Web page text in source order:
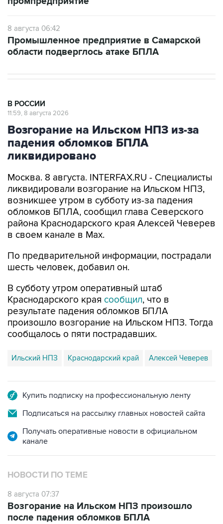
8 августа 06:42
Промышленное предприятие в Самарской
области подверглось атаке БПЛА
В РОССИИ
11:59, 8 августа 2026
Возгорание на Ильском НПЗ из-за
падения обломков БПЛА
ликвидировано
Москва. 8 августа. INTERFAX.RU - Специалисты
ликвидировали возгорание на Ильском НПЗ,
возникшее утром в субботу из-за падения
обломков БПЛА, сообщил глава Северского
района Краснодарского края Алексей Чеверев
в своем канале в Max.
По предварительной информации, пострадали
шесть человек, добавил он.
В субботу утром оперативный штаб
Краснодарского края сообщил, что в
результате падения обломков БПЛА
произошло возгорание на Ильском НПЗ. Тогда
сообщалось о пяти пострадавших.
Ильский НПЗ Краснодарский край Алексей Чеверев
Купить подписку на профессиональную ленту
Подписаться на рассылку главных новостей сайта
Получать оперативные новости в официальном
канале
НОВОСТИ ПО ТЕМЕ
8 августа 07:37
Возгорание на Ильском НПЗ произошло
после падения обломков БПЛА